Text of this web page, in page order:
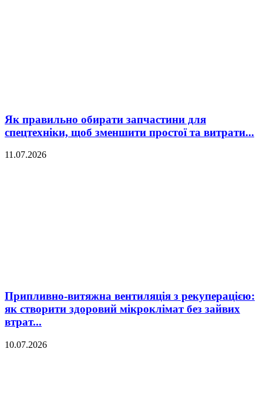
Як правильно обирати запчастини для
спецтехніки, щоб зменшити простої та витрати...
11.07.2026
Припливно-витяжна вентиляція з рекуперацією:
як створити здоровий мікроклімат без зайвих
втрат...
10.07.2026